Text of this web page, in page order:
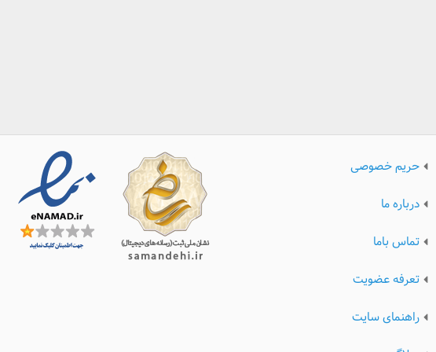
حریم خصوصی
درباره ما
تماس باما
تعرفه عضویت
راهنمای سایت